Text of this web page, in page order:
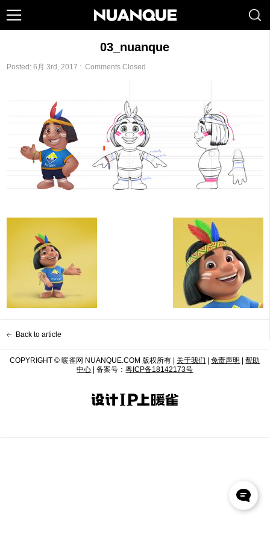
03_nuanque
Posted: 6月 3rd, 2017 ˑ Comments Closed
Back to article
COPYRIGHT © 暖雀网 NUANQUE.COM 版权所有 | 关于我们 |免责声明 |帮助
中心 | 备案号：粤ICP备18142173号